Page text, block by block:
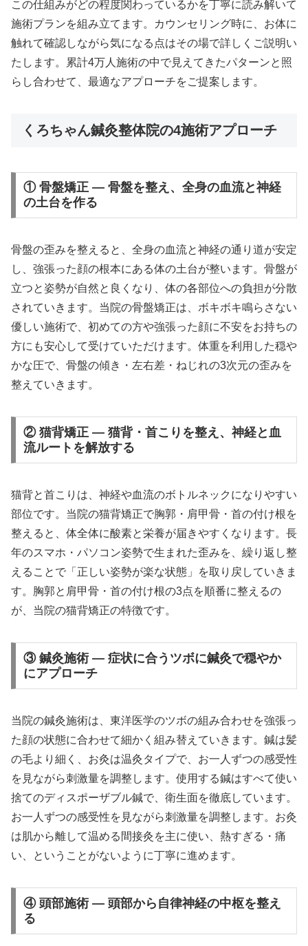
この仕組みがどの程度関わっているかを丁寧に読み解いて
施術プランを組み立てます。カウンセリング時に、お体に
触れて確認しながら気になる点はその場で詳しくご説明い
たします。累計4万人施術の中で見えてきたパターンと照
らし合わせて、最適なアプローチをご提案します。
くろちゃん鍼灸整体院の4施術アプローチ
① 骨盤矯正 — 骨盤を整え、全身の血流と神経
の土台を作る
骨盤の歪みを整えると、全身の血流と神経の通り道が安定
し、強張った顔の根本にある体の土台が整います。骨盤が
立つと姿勢が自然と良くなり、体の各部位への負担が分散
されていきます。当院の骨盤矯正は、ボキボキ鳴らさない
優しい施術で、初めての方や強張った顔に不安をお持ちの
方にも安心して受けていただけます。体重を利用した穏や
かな圧で、骨盤の傾き・左右差・ねじれの3次元の歪みを
整えていきます。
② 猫背矯正 — 猫背・首こりを整え、神経と血
流ルートを解放する
猫背と首こりは、神経や血流のボトルネックになりやすい
部位です。当院の猫背矯正で胸郭・肩甲骨・首の付け根を
整えると、体全体に酸素と栄養が届きやすくなります。長
年のスマホ・パソコン姿勢で生まれた歪みを、繰り返し整
えることで「正しい姿勢が楽な状態」を取り戻していきま
す。胸郭と肩甲骨・首の付け根の3点を順番に整えるの
が、当院の猫背矯正の特徴です。
③ 鍼灸施術 — 症状に合うツボに鍼灸で穏やか
にアプローチ
当院の鍼灸施術は、東洋医学のツボの組み合わせを強張っ
た顔の状態に合わせて細かく組み替えていきます。鍼は髪
の毛より細く、お灸は温灸タイプで、お一人ずつの感受性
を見ながら刺激量を調整します。使用する鍼はすべて使い
捨てのディスポーザブル鍼で、衛生面を徹底しています。
お一人ずつの感受性を見ながら刺激量を調整します。お灸
は肌から離して温める間接灸を主に使い、熱すぎる・痛
い、ということがないように丁寧に進めます。
④ 頭部施術 — 頭部から自律神経の中枢を整え
る